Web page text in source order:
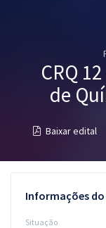
Graduação
Questões grátis
Conteúdo gratuito
CRQ
de
Baixar edital
Informações
Situação